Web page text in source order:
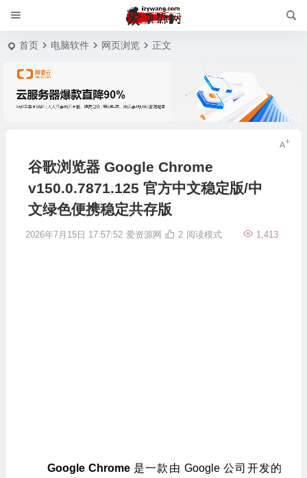
首页 电脑软件 网页浏览 正文
谷歌浏览器 Google Chrome
v150.0.7871.125 官方中文稳定版/中
文绿色便携稳定共存版
2026年7月15日 17:57:52 爱资源网 1,413
2 阅读模式
Google Chrome是一款由 Google 公司开发的